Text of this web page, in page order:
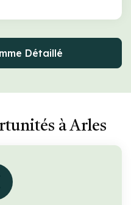
Détaillé
à Arles